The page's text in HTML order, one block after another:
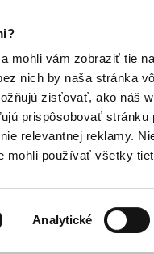
mohli vám zobraziť tie
nich by naša stránka
zisťovať, ako náš
prispôsobovať stránku
relevantnej reklamy.
používať všetky
Analytické